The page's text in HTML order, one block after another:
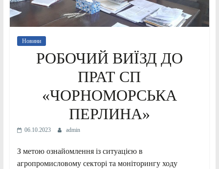
Новини
РОБОЧИЙ ВИЇЗД ДО
ПРАТ СП
«ЧОРНОМОРСЬКА
ПЕРЛИНА»
06.10.2023 admin
З метою ознайомлення із ситуацією в
агропромисловому секторі та моніторингу ходу